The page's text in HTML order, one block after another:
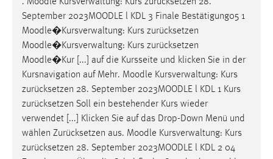
. Moodle Kursverwaltung: Kurs zurücksetzen 28.
September 2023MOODLE l KDL 3 Finale Bestätigung05 1
Moodle�Kursverwaltung: Kurs zurücksetzen
Moodle�Kursverwaltung: Kurs zurücksetzen
Moodle�Kur [...] auf die Kursseite und klicken Sie in der
Kursnavigation auf Mehr. Moodle Kursverwaltung: Kurs
zurücksetzen 28. September 2023MOODLE l KDL 1 Kurs
zurücksetzen Soll ein bestehender Kurs wieder
verwendet [...] Klicken Sie auf das Drop-Down Menü und
wählen Zurücksetzen aus. Moodle Kursverwaltung: Kurs
zurücksetzen 28. September 2023MOODLE l KDL 2 04
Vimeo